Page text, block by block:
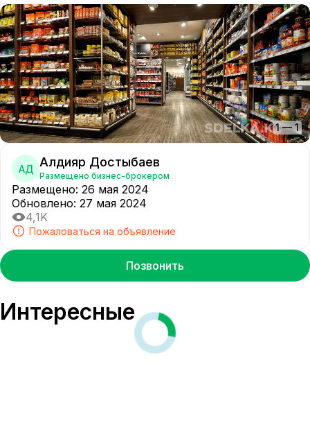
1—1
АД Алдияр Достыбаев
Размещено бизнес-брокером
Размещено: 26 мая 2024
Обновлено: 27 мая 2024
4,1K
Пожаловаться на объявление
Позвонить
Интересные